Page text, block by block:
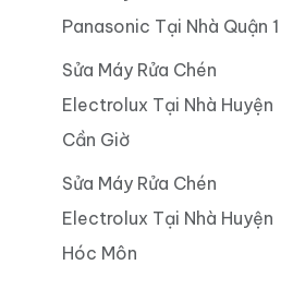
Panasonic Tại Nhà Quận 1
Sửa Máy Rửa Chén
Electrolux Tại Nhà Huyện
Cần Giờ
Sửa Máy Rửa Chén
Electrolux Tại Nhà Huyện
Hóc Môn